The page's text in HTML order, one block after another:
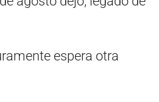
espera otra